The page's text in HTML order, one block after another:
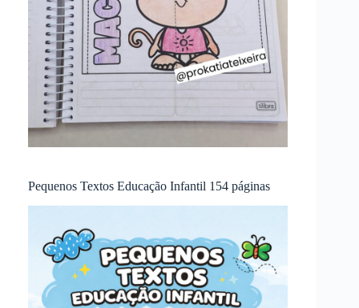
Pequenos Textos Educação Infantil 154 páginas